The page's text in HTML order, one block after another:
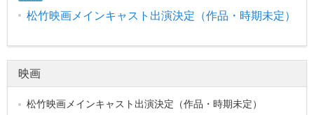
松竹映画メインキャスト出演決定（作品・時期未定）
映画
松竹映画メインキャスト出演決定（作品・時期未定）